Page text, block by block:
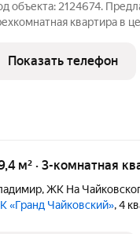
объекта: 2124674.
квартира в
находится в
Показать телефон
м² · 3-комнатная
,ЖК На
ЖК «Гранд Чайковский», 4